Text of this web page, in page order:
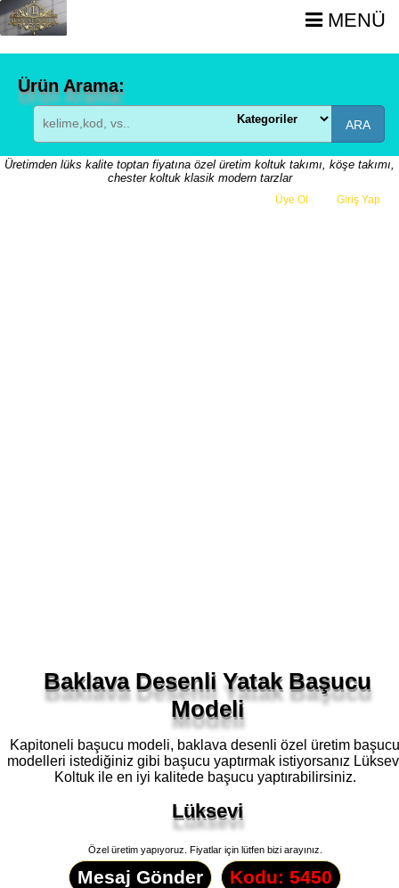
MENÜ
Ürün Arama:
ARA
Üretimden lüks kalite toptan fiyatına özel üretim koltuk takımı, köşe takımı,
chester koltuk klasik modern tarzlar
Üye Ol Giriş Yap
Baklava Desenli Yatak Başucu
Modeli
Kapitoneli başucu modeli, baklava desenli özel üretim başucu
modelleri istediğiniz gibi başucu yaptırmak istiyorsanız
Koltuk ile en iyi kalitede başucu yaptırabilirsiniz.
Lüksevi
Özel üretim yapıyoruz. Fiyatlar için lütfen bizi arayınız.
Mesaj Gönder Kodu: 5450